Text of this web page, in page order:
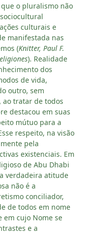
o pluralismo não
culturais e
manifestada nas
(Knitter, Paul F.
). Realidade
dos
de vida,
outro, sem
ao tratar de todos
destacou em suas
mútuo para a
respeito, na visão
pela
existenciais. Em
de Abu Dhabi
verdadeira atitude
não é a
conciliador,
de todos em nome
em cujo Nome se
e a